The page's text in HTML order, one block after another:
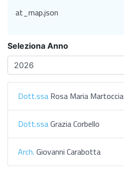
Seleziona Anno
Dott.ssa Rosa Maria Martoccia
Dott.ssaGrazia Corbello
Arch. Giovanni Carabotta
at_map.json